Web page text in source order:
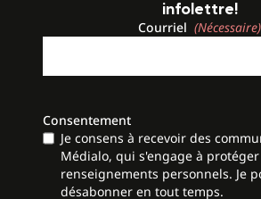
infolettre!
Courriel (Nécessaire)
Consentement
Je consens à recevoir des
Médialo, qui s'engage à protéger
renseignements personnels. Je
désabonner en tout temps.